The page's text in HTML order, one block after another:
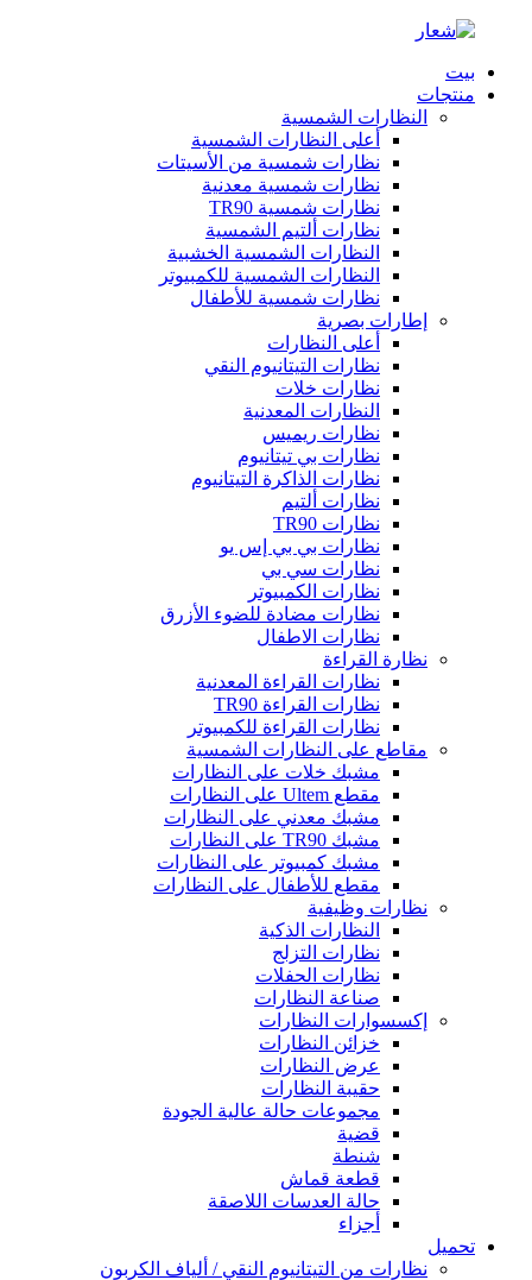
بيت
منتجات
النظارات الشمسية
أعلى النظارات الشمسية
نظارات شمسية من الأسيتات
نظارات شمسية معدنية
نظارات شمسية TR90
نظارات ألتيم الشمسية
النظارات الشمسية الخشبية
النظارات الشمسية للكمبيوتر
نظارات شمسية للأطفال
إطارات بصرية
أعلى النظارات
نظارات التيتانيوم النقي
نظارات خلات
النظارات المعدنية
نظارات ريميس
نظارات بي تيتانيوم
نظارات الذاكرة التيتانيوم
نظارات ألتيم
نظارات TR90
نظارات بي بي إس يو
نظارات سي بي
نظارات الكمبيوتر
نظارات مضادة للضوء الأزرق
نظارات الاطفال
نظارة القراءة
نظارات القراءة المعدنية
نظارات القراءة TR90
نظارات القراءة للكمبيوتر
مقاطع على النظارات الشمسية
مشبك خلات على النظارات
مقطع Ultem على النظارات
مشبك معدني على النظارات
مشبك TR90 على النظارات
مشبك كمبيوتر على النظارات
مقطع للأطفال على النظارات
نظارات وظيفية
النظارات الذكية
نظارات التزلج
نظارات الحفلات
صناعة النظارات
إكسسوارات النظارات
خزائن النظارات
عرض النظارات
حقيبة النظارات
مجموعات حالة عالية الجودة
قضية
شنطة
قطعة قماش
حالة العدسات اللاصقة
أجزاء
تحميل
نظارات من التيتانيوم النقي / ألياف الكربون